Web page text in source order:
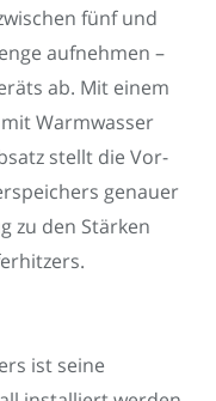
fünf und
aufnehmen –
ab. Mit einem
Warmwasser
stellt die Vor-
genauer
zu den Stärken
ist seine